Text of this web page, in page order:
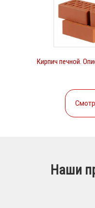
Кирпич печной.
Наши